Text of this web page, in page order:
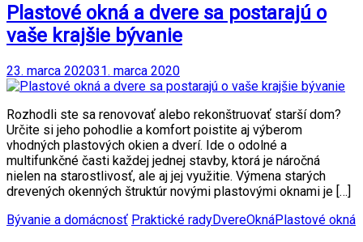
Plastové okná a dvere sa postarajú o
vaše krajšie bývanie
23. marca 202031. marca 2020
Rozhodli ste sa renovovať alebo rekonštruovať starší dom?
Určite si jeho pohodlie a komfort poistite aj výberom
vhodných plastových okien a dverí. Ide o odolné a
multifunkčné časti každej jednej stavby, ktorá je náročná
nielen na starostlivosť, ale aj jej využitie. Výmena starých
drevených okenných štruktúr novými plastovými oknami je […]
Bývanie a domácnosť Praktické radyDvereOknáPlastové okná